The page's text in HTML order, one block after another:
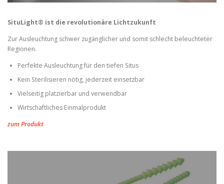
SituLight® ist die revolutionäre Lichtzukunft
Zur Ausleuchtung schwer zugänglicher und somit schlecht beleuchteter
Regionen.
Perfekte Ausleuchtung für den tiefen Situs
Kein Sterilisieren nötig, jederzeit einsetzbar
Vielseitig platzierbar und verwendbar
Wirtschaftliches Einmalprodukt
zum Produkt